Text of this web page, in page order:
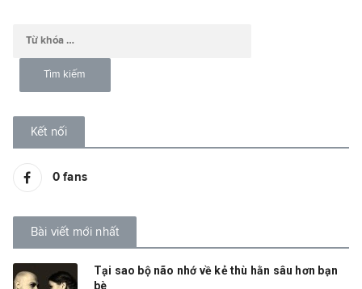
Kết nối
0fans
Bài viết mới nhất
Tại sao bộ não nhớ về kẻ thù hằn sâu hơn bạn
bè